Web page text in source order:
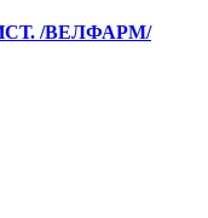
/ВЕЛФАРМ/